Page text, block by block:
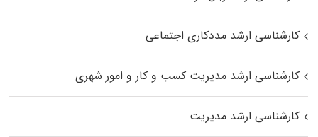
کارشناسی ارشد مددکاری اجتماعی
کارشناسی ارشد مدیریت کسب و کار و امور شهری
کارشناسی ارشد مدیریت